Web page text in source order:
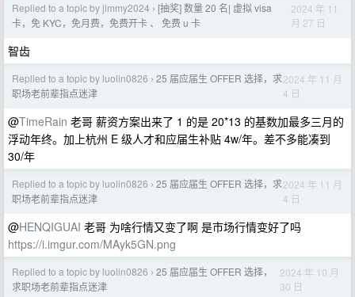
Replied to a topic by jimmy2024 › [抽奖] 数量 20 名| 虚拟 visa
卡，免 KYC，免月费，免费开卡 、 免费 u 卡
2024 年 11
月 27 日
智齿
Replied to a topic by luolin0826 › 25 届应届生 OFFER 选择，求
职场老前辈指点迷津
2024 年 11 月
4 日
@TimeRain 老哥 薪资方案出来了 1 的是 20*13 的基数加最多三月的
浮动年终。加上杭州 E 级人才和应届生补贴 4w/年。差不多能凑到
30/年
Replied to a topic by luolin0826 › 25 届应届生 OFFER 选择，求
职场老前辈指点迷津
2024 年 11 月
4 日
@HENQIGUAI 老哥 为啥行情又变了啊 是市场行情变好了吗
https://i.imgur.com/MAyk5GN.png
Replied to a topic by luolin0826 › 25 届应届生 OFFER 选择，
求职场老前辈指点迷津
2024 年 10 月
30 日